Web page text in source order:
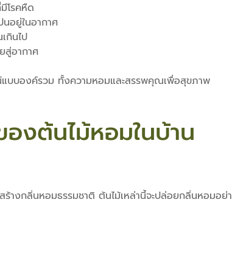
โรคหืด
นอยู่ในอากาศ
กินไป
สู่อากาศ
แบบองค์รวม ทั้งความหอมและสรรพคุณเพื่อสุขภาพ
งต้นไม้หอมในบ้าน
ร้างกลิ่นหอมธรรมชาติ ต้นไม้เหล่านี้จะปล่อยกลิ่นหอมอ